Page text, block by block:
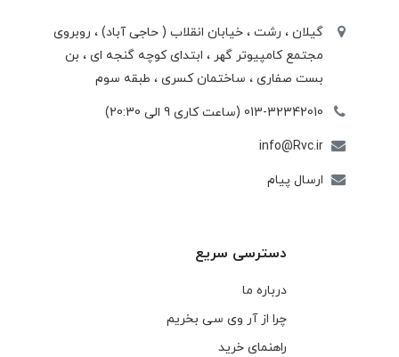
گیلان ، رشت ، خيابان انقلاب ( حاجی آباد) ، روبروی
مجتمع كامپيوتر گهر ، ابتدای كوچه گنجه ای ، بن
بست صفاری ، ساختمان كسری ، طبقه سوم
013-32342010 (ساعت کاری 9 الی 20:30)
info@Rvc.ir
ارسال پیام
دسترسی سریع
درباره ما
چرا از آر وی سی بخریم
راهنمای خرید